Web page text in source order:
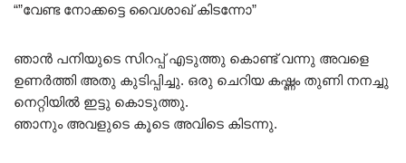
“”വേണ്ട നോക്കട്ടെ വൈശാഖ് കിടന്നോ”
ഞാൻ പനിയുടെ സിറപ്പ് എടുത്തു കൊണ്ട് വന്നു അവളെ
ഉണർത്തി അതു കുടിപ്പിച്ചു. ഒരു ചെറിയ കഷ്ണം തുണി നനച്ചു
നെറ്റിയിൽ ഇട്ടു കൊടുത്തു.
ഞാനും അവളുടെ കൂടെ അവിടെ കിടന്നു.